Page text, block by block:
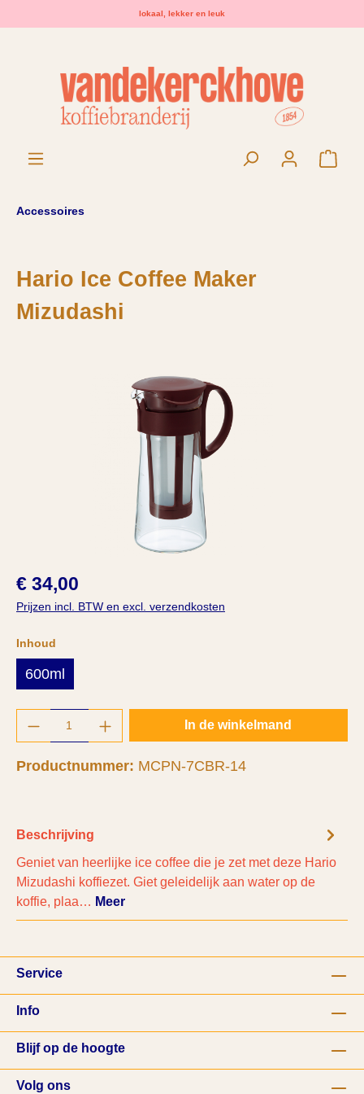
lokaal, lekker en leuk
Accessoires
Hario Ice Coffee Maker
Mizudashi
Afbeeldingengalerij overslaan
€ 34,00
Prijzen incl. BTW en excl. verzendkosten
Selecteer
Inhoud
600ml
Producthoeveelheid: Voer de gewenste
In de winkelmand
Productnummer: MCPN-7CBR-14
Beschrijving
Geniet van heerlijke ice coffee die je zet met deze Hario
Mizudashi koffiezet. Giet geleidelijk aan water op de
koffie, plaa… Meer
Service
Info
Blijf op de hoogte
Volg ons